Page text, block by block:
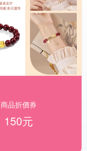
商品折價券
150元